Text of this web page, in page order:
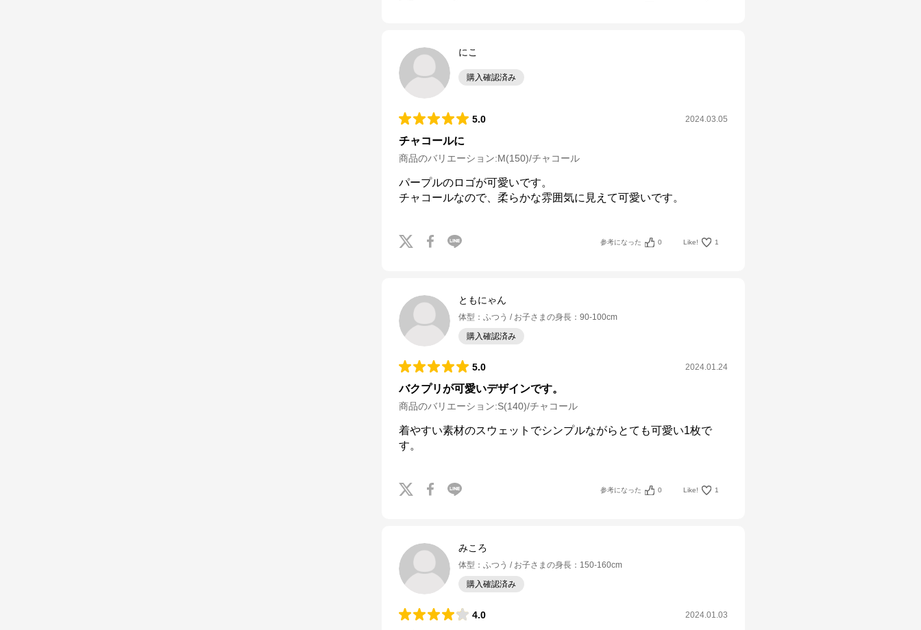
にこ
購入確認済み
5.0 2024.03.05
チャコールに
商品のバリエーション:M(150)/チャコール
パープルのロゴが可愛いです。
参考になった 0 Like! 1
ともにゃん
体型 ： ふつう お子さまの身長 ： 90-100cm
購入確認済み
5.0 2024.01.24
バクプリが可愛いデザインです。
商品のバリエーション:S(140)/チャコール
着やすい素材のスウェットでシンプルながらとても可愛い1枚で
す。
参考になった 0 Like! 1
みころ
体型 ： ふつう お子さまの身長 ： 150-160cm
購入確認済み
4.0 2024.01.03